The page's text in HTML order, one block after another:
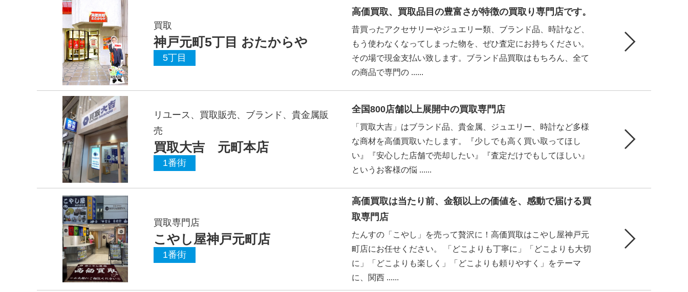
買取
神戸元町5丁目 おたからや
5丁目
高価買取、買取品目の豊富さが特徴の買取り専門店です。
昔買ったアクセサリーやジュエリー類、ブランド品、時計など、
もう使わなくなってしまった物を、ぜひ査定にお持ちください。
その場で現金支払い致します。ブランド品買取はもちろん、全て
の商品で専門の ......
リユース、買取販売、ブランド、貴金属販
売
買取大吉 元町本店
1番街
全国800店舗以上展開中の買取専門店
「買取大吉」はブランド品、貴金属、ジュエリー、時計など多様
な商材を高価買取いたします。『少しでも高く買い取ってほし
い』『安心した店舗で売却したい』『査定だけでもしてほしい』
というお客様の悩 ......
買取専門店
こやし屋神戸元町店
1番街
高価買取は当たり前、金額以上の価値を、感動で届ける買
取専門店
たんすの「こやし」を売って贅沢に！高価買取はこやし屋神戸元
町店にお任せください。 「どこよりも丁寧に」「どこよりも大切
に」「どこよりも楽しく」「どこよりも頼りやすく」をテーマ
に、関西 ......